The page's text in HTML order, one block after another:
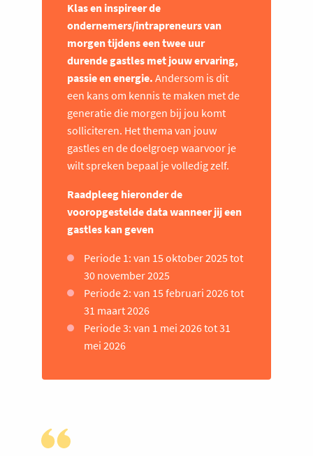
Klas en inspireer de
ondernemers/intrapreneurs van
morgen tijdens een twee uur
durende gastles met jouw ervaring,
passie en energie. Andersom is dit
een kans om kennis te maken met de
generatie die morgen bij jou komt
solliciteren. Het thema van jouw
gastles en de doelgroep waarvoor je
wilt spreken bepaal je volledig zelf.
Raadpleeg hieronder de
vooropgestelde data wanneer jij een
gastles kan geven
Periode 1: van 15 oktober 2025 tot
30 november 2025
Periode 2: van 15 februari 2026 tot
31 maart 2026
Periode 3: van 1 mei 2026 tot 31
mei 2026